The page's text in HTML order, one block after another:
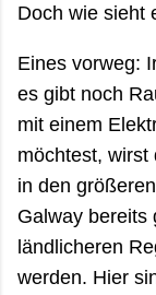
Doch wie sieht
Eines vorweg:
es gibt noch
mit einem
möchtest, wirst
in den
Galway bereits
ländlicheren
werden. Hier